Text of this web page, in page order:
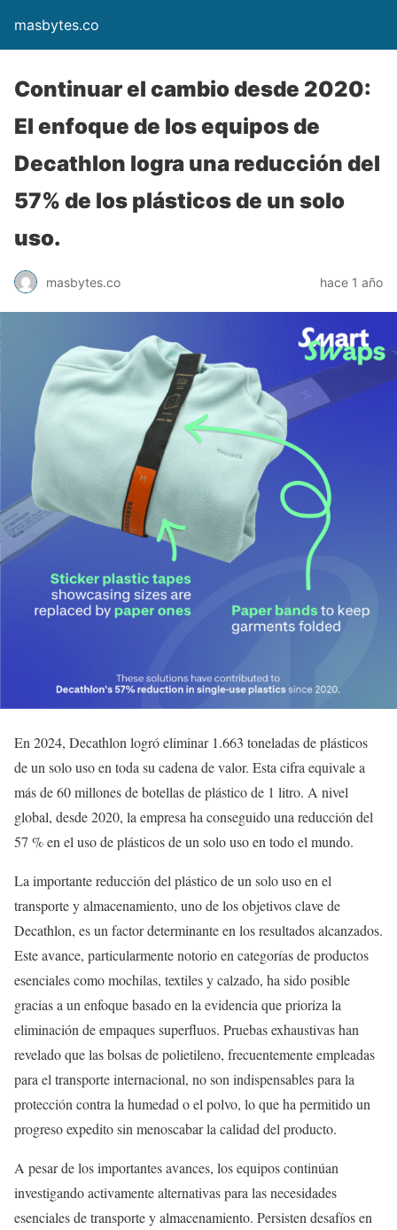
masbytes.co
Continuar el cambio desde 2020:
El enfoque de los equipos de
Decathlon logra una reducción del
57% de los plásticos de un solo
uso.
masbytes.co hace 1 año
En 2024, Decathlon logró eliminar 1.663 toneladas de plásticos
de un solo uso en toda su cadena de valor. Esta cifra equivale a
más de 60 millones de botellas de plástico de 1 litro. A nivel
global, desde 2020, la empresa ha conseguido una reducción del
57 % en el uso de plásticos de un solo uso en todo el mundo.
La importante reducción del plástico de un solo uso en el
transporte y almacenamiento, uno de los objetivos clave de
Decathlon, es un factor determinante en los resultados alcanzados.
Este avance, particularmente notorio en categorías de productos
esenciales como mochilas, textiles y calzado, ha sido posible
gracias a un enfoque basado en la evidencia que prioriza la
eliminación de empaques superfluos. Pruebas exhaustivas han
revelado que las bolsas de polietileno, frecuentemente empleadas
para el transporte internacional, no son indispensables para la
protección contra la humedad o el polvo, lo que ha permitido un
progreso expedito sin menoscabar la calidad del producto.
A pesar de los importantes avances, los equipos continúan
investigando activamente alternativas para las necesidades
esenciales de transporte y almacenamiento. Persisten desafíos en